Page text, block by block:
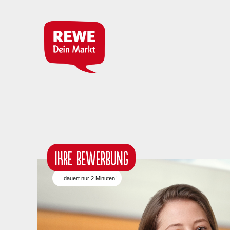
IHRE BEWERBUNG
... dauert nur 2 Minuten!